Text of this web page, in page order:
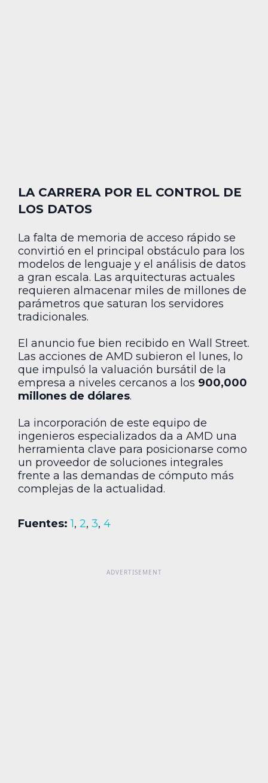
LA CARRERA POR EL CONTROL DE
LOS DATOS
La falta de memoria de acceso rápido se
convirtió en el principal obstáculo para los
modelos de lenguaje y el análisis de datos
a gran escala. Las arquitecturas actuales
requieren almacenar miles de millones de
parámetros que saturan los servidores
tradicionales.
El anuncio fue bien recibido en Wall Street.
Las acciones de AMD subieron el lunes, lo
que impulsó la valuación bursátil de la
empresa a niveles cercanos a los 900,000
millones de dólares.
La incorporación de este equipo de
ingenieros especializados da a AMD una
herramienta clave para posicionarse como
un proveedor de soluciones integrales
frente a las demandas de cómputo más
complejas de la actualidad.
Fuentes: 1, 2, 3, 4